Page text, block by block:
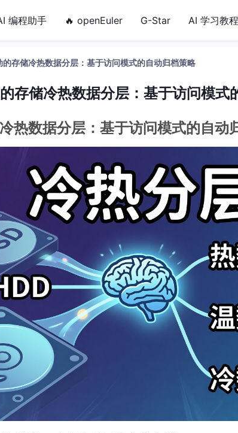
编程助手 🔥 openEuler G-Star AI 学习教程
的存储冷热数据分层：基于访问模式的自动归档策略
存储冷热数据分层：基于访问模式
热数据分层：基于访问模式的自动